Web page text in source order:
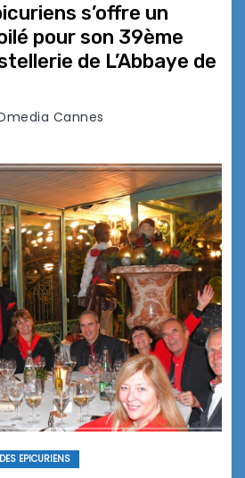
s’offre un
pour son 39ème
de L’Abbaye de
Cannes
EPICURIENS